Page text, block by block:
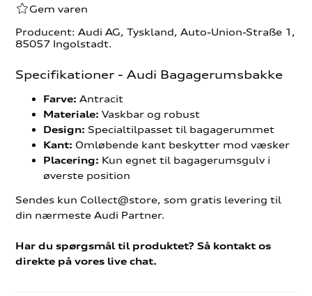
Gem varen
Producent: Audi AG, Tyskland, Auto-Union-Straße 1,
85057 Ingolstadt.
Specifikationer - Audi Bagagerumsbakke
Farve: Antracit
Materiale: Vaskbar og robust
Design: Specialtilpasset til bagagerummet
Kant: Omløbende kant beskytter mod væsker
Placering: Kun egnet til bagagerumsgulv i
øverste position
Sendes kun Collect@store, som gratis levering til
din nærmeste Audi Partner.
Har du spørgsmål til produktet? Så kontakt os
direkte på vores live chat.